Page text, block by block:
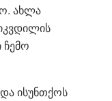
ახლა
ჩემო
ისუნთქოს